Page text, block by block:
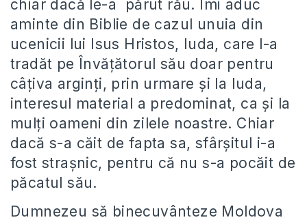
chiar dacă le-a părut rău. Îmi aduc
aminte din Biblie de cazul unuia din
ucenicii lui Isus Hristos, Iuda, care l-a
tradăt pe Învăţătorul său doar pentru
câţiva arginţi, prin urmare şi la Iuda,
interesul material a predominat, ca şi la
mulţi oameni din zilele noastre. Chiar
dacă s-a căit de fapta sa, sfârşitul i-a
fost straşnic, pentru că nu s-a pocăit de
păcatul său.
Dumnezeu să binecuvânteze Moldova